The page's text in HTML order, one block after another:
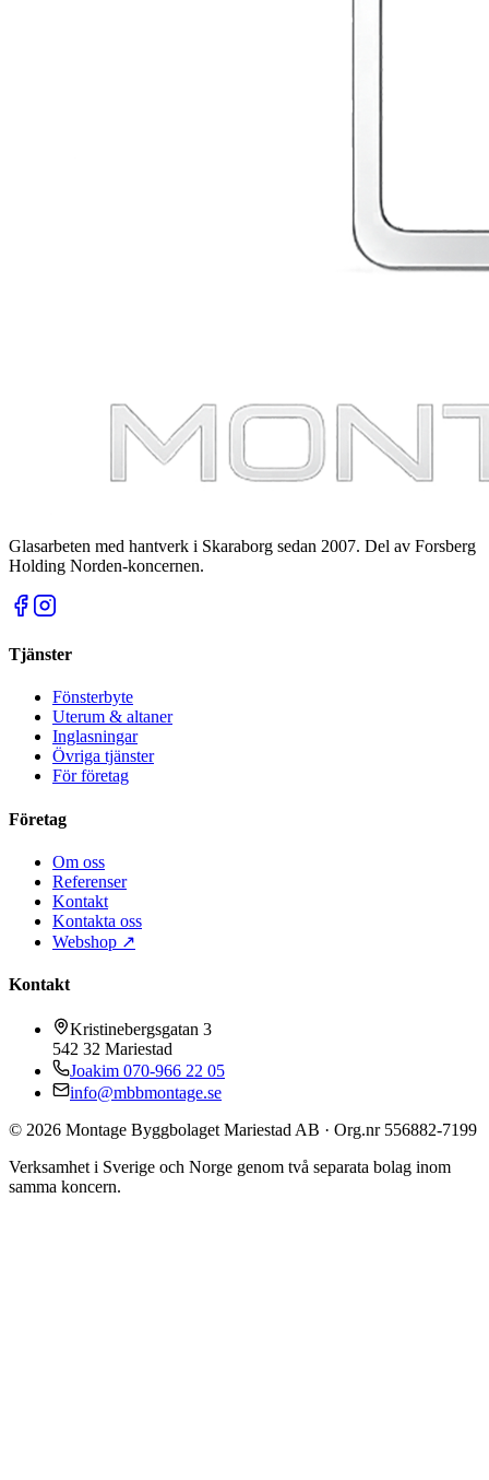
Glasarbeten med hantverk i Skaraborg sedan 2007. Del av Forsberg
Holding Norden-koncernen.
Tjänster
Fönsterbyte
Uterum & altaner
Inglasningar
Övriga tjänster
För företag
Företag
Om oss
Referenser
Kontakt
Kontakta oss
Webshop ↗
Kontakt
Kristinebergsgatan 3
542 32 Mariestad
Joakim 070-966 22 05
info@mbbmontage.se
© 2026 Montage Byggbolaget Mariestad AB · Org.nr 556882-7199
Verksamhet i Sverige och Norge genom två separata bolag inom
samma koncern.